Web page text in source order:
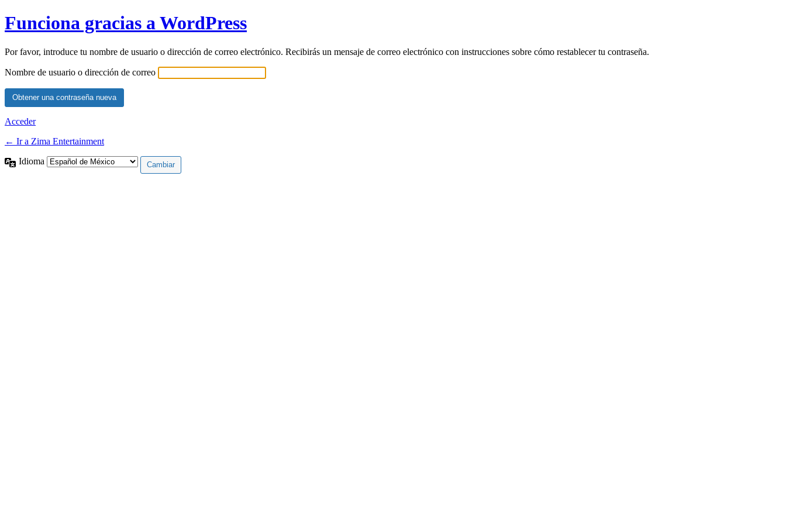
Funciona gracias a WordPress
Por favor, introduce tu nombre de usuario o dirección de correo electrónico. Recibirás un mensaje de correo electrónico con instrucciones sobre cómo restablecer tu contraseña.
Nombre de usuario o dirección de correo
Acceder
← Ir a Zima Entertainment
Idioma